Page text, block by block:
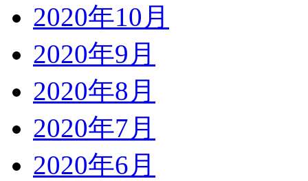
2020年10月
2020年9月
2020年8月
2020年7月
2020年6月